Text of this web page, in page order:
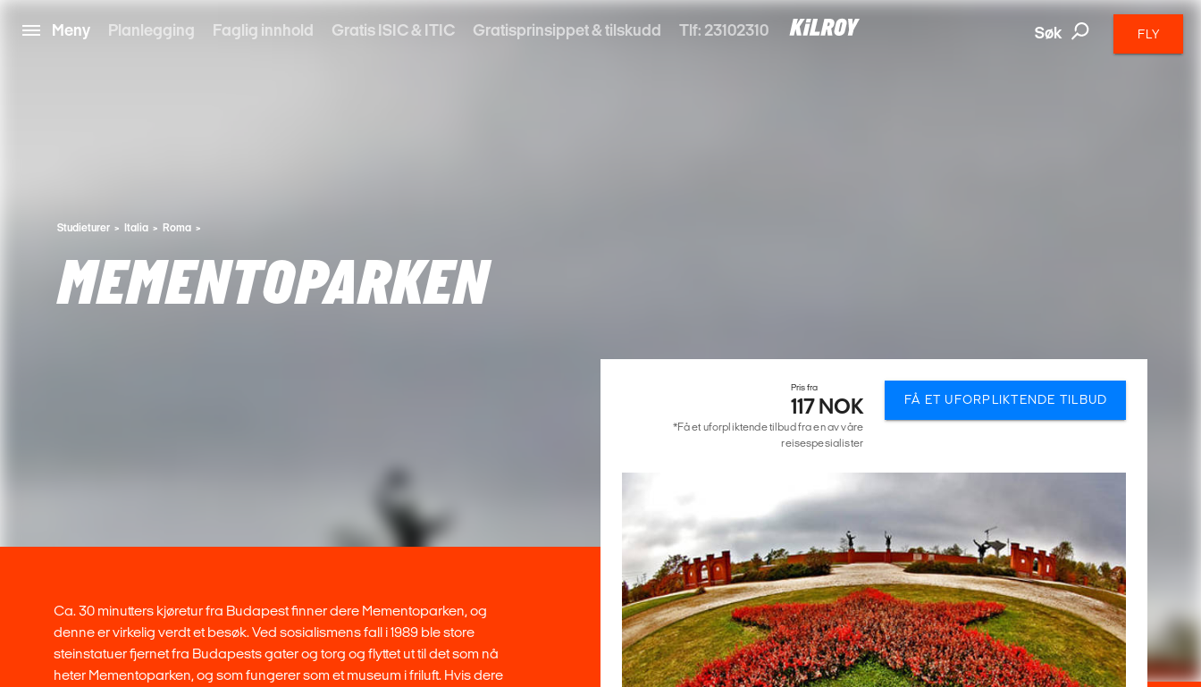
Meny Planlegging Faglig innhold Gratis ISIC & ITIC Gratisprinsippet & tilskudd Tlf: 23102310 Søk FLY
Studieturer Italia Roma
MEMENTOPARKEN
Ca. 30 minutters kjøretur fra Budapest finner dere Mementoparken, og
denne er virkelig verdt et besøk. Ved sosialismens fall i 1989 ble store
steinstatuer fjernet fra Budapests gater og torg og flyttet ut til det som nå
heter Mementoparken, og som fungerer som et museum i friluft. Hvis dere
Pris fra
117 NOK
*Få et uforpliktende tilbud fra en av våre
reisespesialister
FÅ ET UFORPLIKTENDE TILBUD